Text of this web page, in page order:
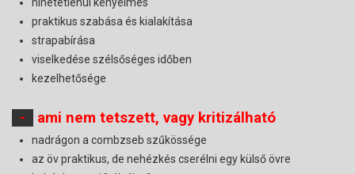
hihetetlenül kényelmes
praktikus szabása és kialakítása
strapabírása
viselkedése szélsőséges időben
kezelhetősége
- ami nem tetszett, vagy kritizálható
nadrágon a combzseb szűkössége
az öv praktikus, de nehézkés cserélni egy külső övre